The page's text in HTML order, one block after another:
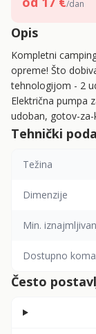
/dan
Opis
Kompletni
opreme! Što
tehnologijom - 2
Električna pumpa
udoban, gotov-
Tehnički
Težina
Dimenzije
Min.
Dostupno
Često